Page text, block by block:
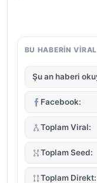
BU HABERIN
Şu an haberi
Facebook:
Toplam Viral:
Toplam Seed:
Toplam Direkt: